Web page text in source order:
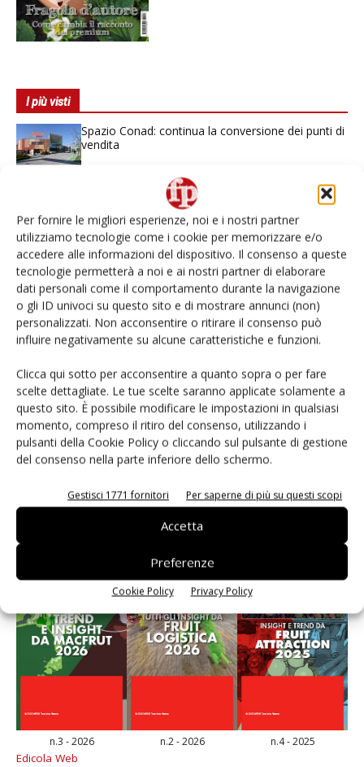
Per fornire le migliori esperienze, noi e i nostri partner
utilizziamo tecnologie come i cookie per memorizzare e/o
accedere alle informazioni del dispositivo. Il consenso a queste
tecnologie permetterà a noi e ai nostri partner di elaborare
dati personali come il comportamento durante la navigazione
o gli ID univoci su questo sito e di mostrare annunci (non)
personalizzati. Non acconsentire o ritirare il consenso può
influire negativamente su alcune caratteristiche e funzioni.
Clicca qui sotto per acconsentire a quanto sopra o per fare
scelte dettagliate. Le tue scelte saranno applicate solamente a
questo sito. È possibile modificare le impostazioni in qualsiasi
momento, compreso il ritiro del consenso, utilizzando i
pulsanti della Cookie Policy o cliccando sul pulsante di gestione
del consenso nella parte inferiore dello schermo.
Gestisci 1771 fornitori Per saperne di più su questi scopi
Accetta
Preferenze
Cookie Policy Privacy Policy
I più visti
Spazio Conad: continua la conversione dei punti di
vendita
L’ortofrutta di Extra Supermercati tra localismo e
Ai #Repartofresh
Non è una susina: è Metis… e può rivoluzionare la
categoria
Andamento prezzi ortofrutta in Italia al 27 luglio
2026
Apofruit, estate da record per il bio: Canova e
ViviToscano crescono a doppia cifra
n.3 - 2026 n.2 - 2026 n.4 - 2025
Edicola Web